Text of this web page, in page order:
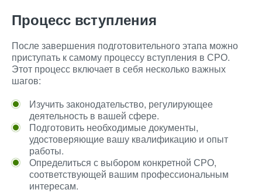
Процесс вступления
После завершения подготовительного этапа можно
приступать к самому процессу вступления в СРО.
Этот процесс включает в себя несколько важных
шагов:
Изучить законодательство, регулирующее
деятельность в вашей сфере.
Подготовить необходимые документы,
удостоверяющие вашу квалификацию и опыт
работы.
Определиться с выбором конкретной СРО,
соответствующей вашим профессиональным
интересам.